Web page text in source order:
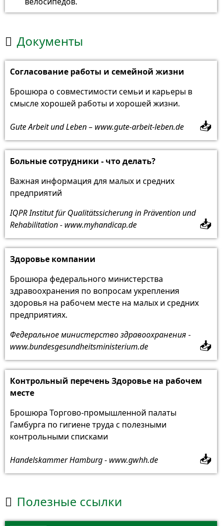
 Документы
Согласование работы и семейной жизни
Брошюра о совместимости семьи и карьеры в
смысле хорошей работы и хорошей жизни.
Gute Arbeit und Leben – www.gute-arbeit-leben.de 📥
Больные сотрудники - что делать?
Важная информация для малых и средних
предприятий
IQPR Institut für Qualitätssicherung in Prävention und
Rehabilitation - www.myhandicap.de
📥
Здоровье компании
Брошюра федерального министерства
здравоохранения по вопросам укрепления
здоровья на рабочем месте на малых и средних
предприятиях.
Федеральное министерство здравоохранения -
www.bundesgesundheitsministerium.de
📥
Контрольный перечень Здоровье на рабочем
месте
Брошюра Торгово-промышленной палаты
Гамбурга по гигиене труда с полезными
контрольными списками
Handelskammer Hamburg - www.gwhh.de 📥
 Полезные ссылки